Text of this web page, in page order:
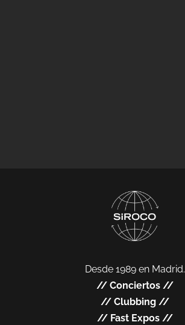
Desde 1989 en Madrid.
// Conciertos //
// Clubbing //
// Fast Expos //